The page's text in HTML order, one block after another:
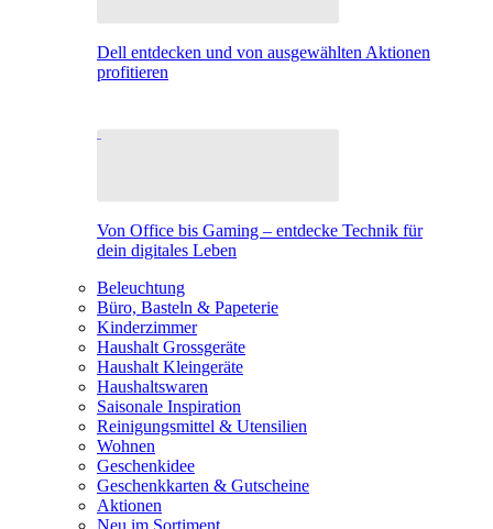
Dell entdecken und von ausgewählten Aktionen
profitieren
Von Office bis Gaming – entdecke Technik für
dein digitales Leben
Beleuchtung
Büro, Basteln & Papeterie
Kinderzimmer
Haushalt Grossgeräte
Haushalt Kleingeräte
Haushaltswaren
Saisonale Inspiration
Reinigungsmittel & Utensilien
Wohnen
Geschenkidee
Geschenkkarten & Gutscheine
Aktionen
Neu im Sortiment